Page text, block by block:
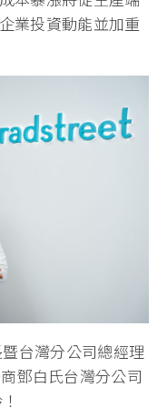
業投資動能並加重
台灣分公司總經理
鄧白氏台灣分公司